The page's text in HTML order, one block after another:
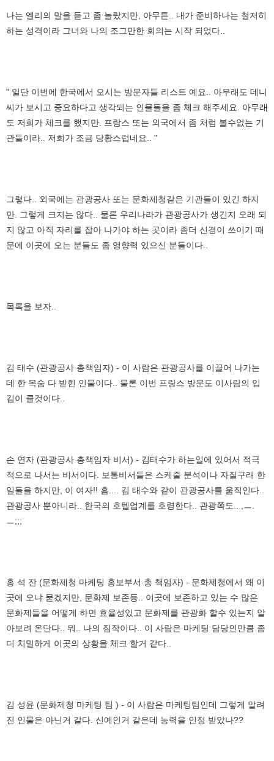
나는 엘리의 말을 듣고 좀 놀랐지만, 아무튼.. 내가 준비하나는 철저히
하는 성격이라 그녀와 나의 조그만한 회의는 시작 되었다..
" 일단 이번에 한국에서 오시는 방문자들 리스트 예요.. 아무래도 데니
씨가 보시고 중요하다고 생각되는 인물들을 좀 체크 해주세요. 아무래
도 저희가 체크를 했지만. 프랑스 또는 외국에서 좀 처럼 볼수없는 기
관들이라.. 저희가 조금 당황스럽네요.. "
그렇다.. 외국에는 관광공사 또는 문화제청같은 기관들이 있긴 하지
만. 그렇게 크지는 않다.. 물론 우리나라가 관광공사가 생긴지 오래 되
지 않고 아직 자리를 잡아 나가야 하는 곳이라 좀더 신경이 쓰이기 때
문에 이곳에 오는 분들도 좀 영향력 있으신 분들이다..
목록을 보자..
김 태수 (관광공사 총책임자) - 이 사람은 관광공사를 이끌어 나가는
데 한 목숨 다 받힌 인물이다.. 물론 이번 프랑스 방문도 이사람의 입
김이 클것이다..
손 연자 (관광공사 총책임자 비서) - 김태수가 하는일에 있어서 적극
적으로 나서는 비서이다. 보통비서들은 스케줄 분석이나 자질구래 한
일들을 하지만, 이 여자!! 흠.... 김 태수와 같이 관광공사를 움직인다..
관광공사 뿐아니라.. 한국의 호텔업계를 호령한다.. 관광쪽도.. ,ㅡ.
ㅡ;;;
홍 석 잔 (문화제청 마케팅 홍보부서 총 책임자) - 문화제청에서 왜 이
곳에 오냐 묻겠지만, 문화제 보존등.. 이곳에 보존하고 있는 수 많은
문화제들을 어떻게 하면 효율성있고 문화제를 관광화 할수 있는지 알
아보려 온단다.. 뭐.. 나의 짐작이다.. 이 사람은 마케팅 담당인만큼 좀
더 치밀하게 이곳의 상황을 체크 할거 같다..
김 성윤 (문화제청 마케팅 팀 ) - 이 사람은 마케팅팀인데 그렇게 알려
진 인물은 아닌거 같다. 신예인거 같은데 능력을 인정 받았나??